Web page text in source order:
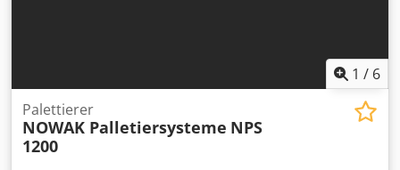
1 / 6
Palettierer
NOWAK Palletiersysteme NPS
1200